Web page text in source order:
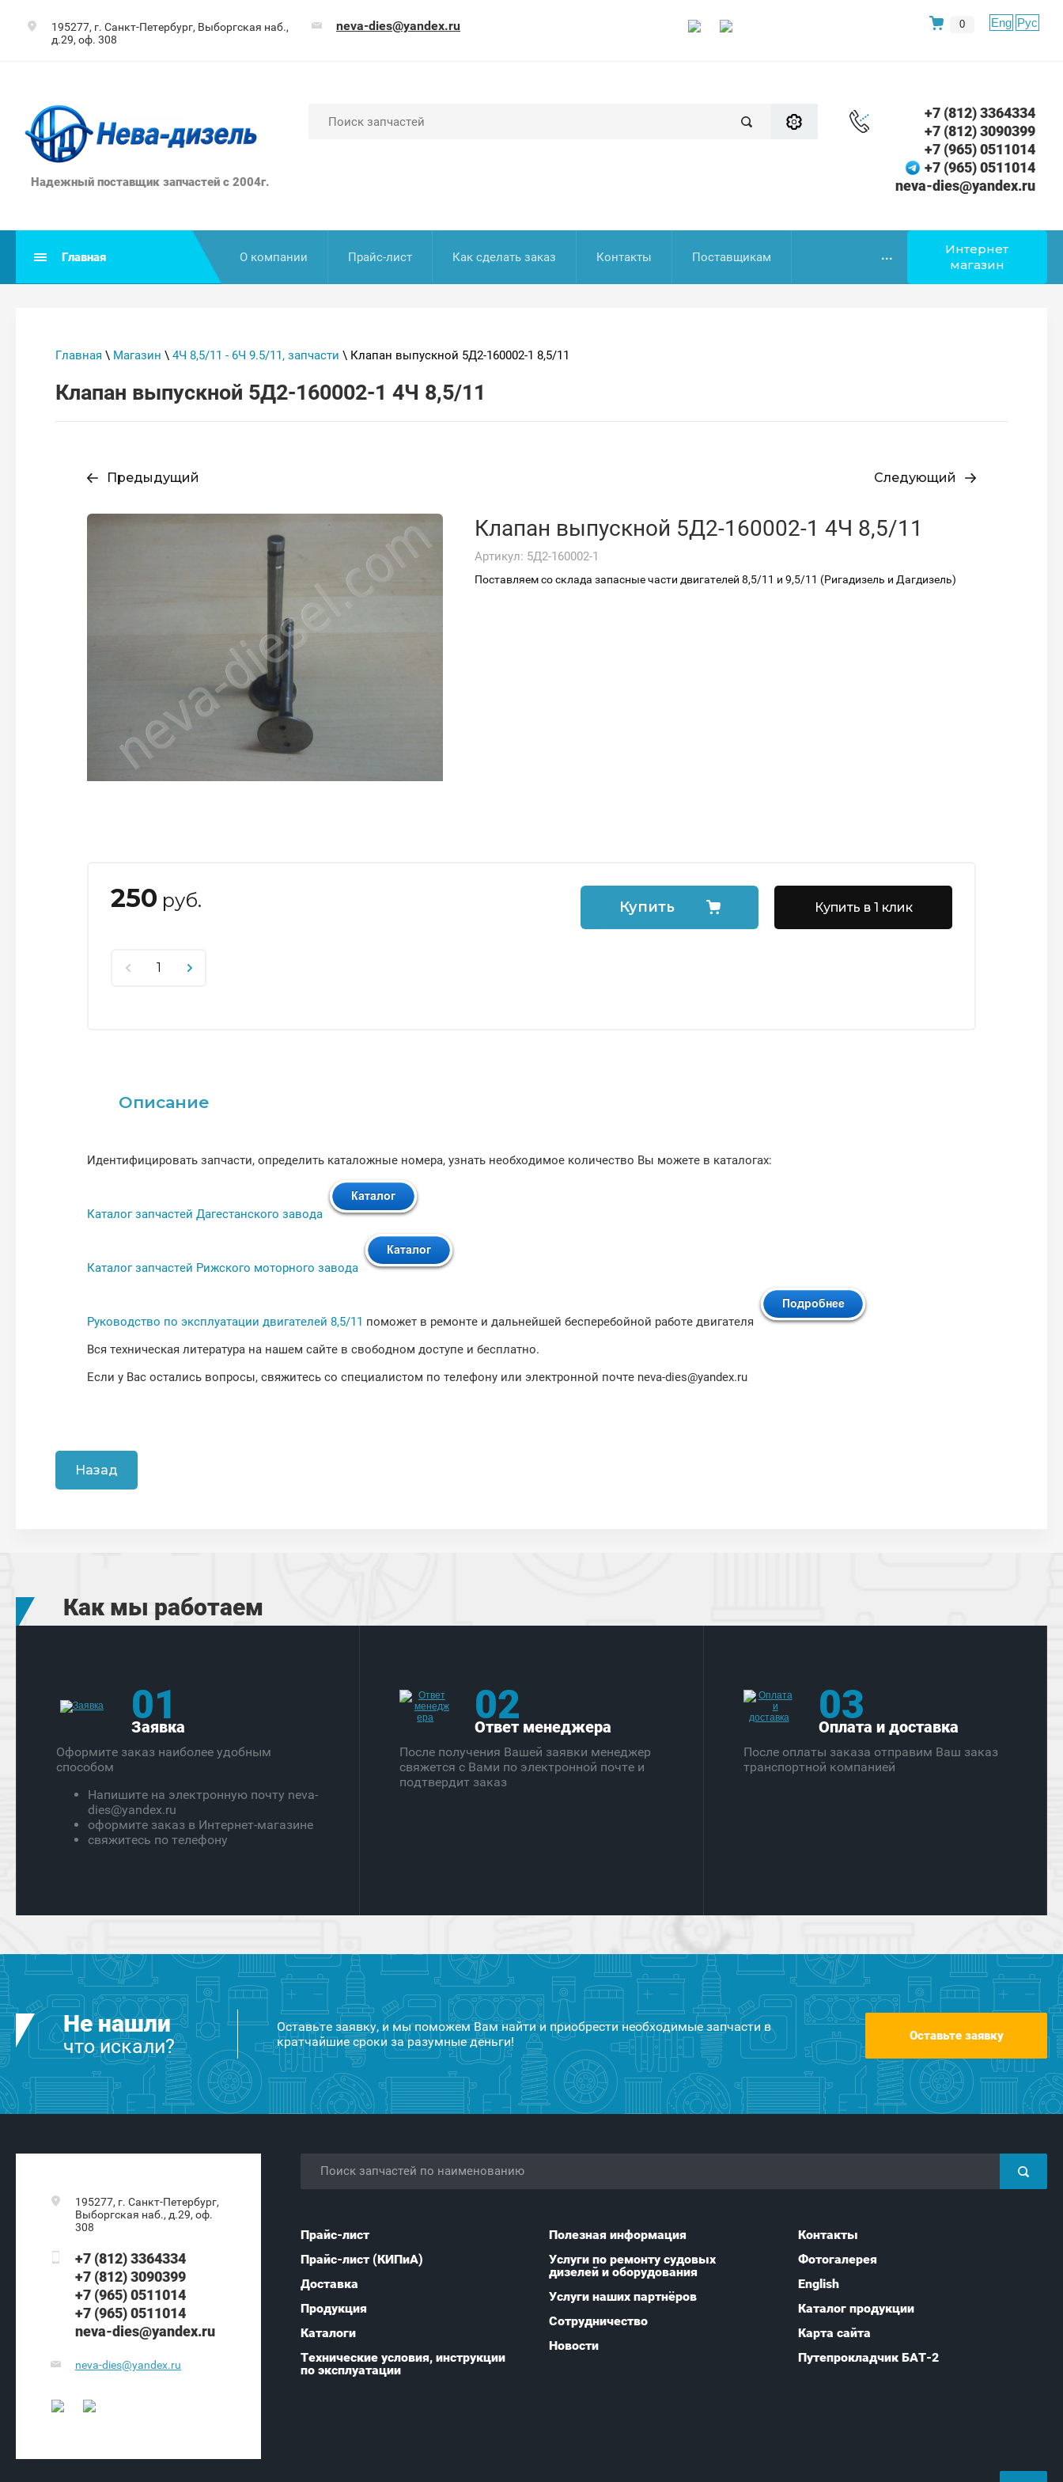
195277, г. Санкт-Петербург, Выборгская наб.,
д.29, оф. 308
neva-dies@yandex.ru 0 Eng Рус
Надежный поставщик запчастей с 2004г.
+7 (812) 3364334
+7 (812) 3090399
+7 (965) 0511014
+7 (965) 0511014
neva-dies@yandex.ru
Главная О компании Прайс-лист Как сделать заказ Контакты Поставщикам ...
Интернет
магазин
Главная \ Магазин \ 4Ч 8,5/11 - 6Ч 9.5/11, запчасти \ Клапан выпускной 5Д2-160002-1 8,5/11
Клапан выпускной 5Д2-160002-1 4Ч 8,5/11
Предыдущий Следующий
Клапан выпускной 5Д2-160002-1 4Ч 8,5/11
Артикул: 5Д2-160002-1
Поставляем со склада запасные части двигателей 8,5/11 и 9,5/11 (Ригадизель и Дагдизель)
250 руб. Купить Купить в 1 клик
Описание
Идентифицировать запчасти, определить каталожные номера, узнать необходимое количество Вы можете в каталогах:
Каталог запчастей Дагестанского завода
Каталог запчастей Рижского моторного завода
Руководство по эксплуатации двигателей 8,5/11 поможет в ремонте и дальнейшей бесперебойной работе двигателя
Вся техническая литература на нашем сайте в свободном доступе и бесплатно.
Если у Вас остались вопросы, свяжитесь со специалистом по телефону или электронной почте neva-dies@yandex.ru
Назад
Как мы работаем
01
Заявка
Оформите заказ наиболее удобным
способом
Напишите на электронную почту neva-
dies@yandex.ru
оформите заказ в Интернет-магазине
свяжитесь по телефону
02
Ответ менеджера
После получения Вашей заявки менеджер
свяжется с Вами по электронной почте и
подтвердит заказ
03
Оплата и доставка
После оплаты заказа отправим Ваш заказ
транспортной компанией
Не нашли
что искали?
Оставьте заявку, и мы поможем Вам найти и приобрести необходимые запчасти в
кратчайшие сроки за разумные деньги!
Оставьте заявку
195277, г. Санкт-Петербург,
Выборгская наб., д.29, оф.
308
+7 (812) 3364334
+7 (812) 3090399
+7 (965) 0511014
+7 (965) 0511014
neva-dies@yandex.ru
neva-dies@yandex.ru
Прайс-лист
Прайс-лист (КИПиА)
Доставка
Продукция
Каталоги
Технические условия, инструкции
по эксплуатации
Полезная информация
Услуги по ремонту судовых
дизелей и оборудования
Услуги наших партнёров
Сотрудничество
Новости
Контакты
Фотогалерея
English
Каталог продукции
Карта сайта
Путепрокладчик БАТ-2